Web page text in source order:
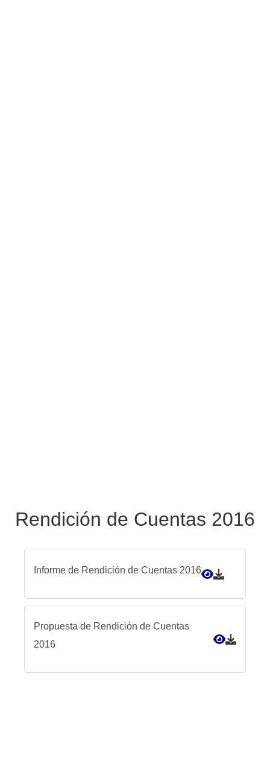
Rendición de Cuentas 2016
Informe de Rendición de Cuentas 2016
Propuesta de Rendición de Cuentas
2016